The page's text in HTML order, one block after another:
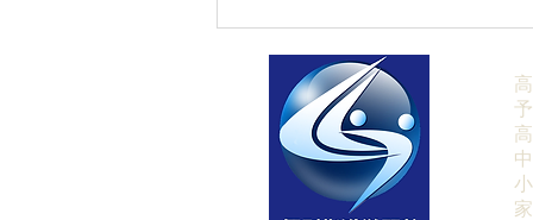
利用大学受験最後のチャン